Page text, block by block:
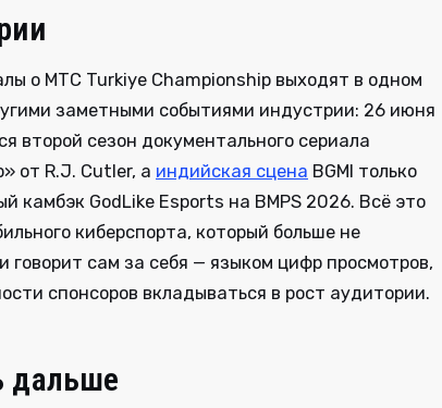
о MTC Turkiye Championship выходят в одном
заметными событиями индустрии: 26 июня
второй сезон документального сериала
от R.J. Cutler, а индийская сцена BGMI только
камбэк GodLike Esports на BMPS 2026. Всё это
киберспорта, который больше не
говорит сам за себя — языком цифр просмотров,
спонсоров вкладываться в рост аудитории.
дальше